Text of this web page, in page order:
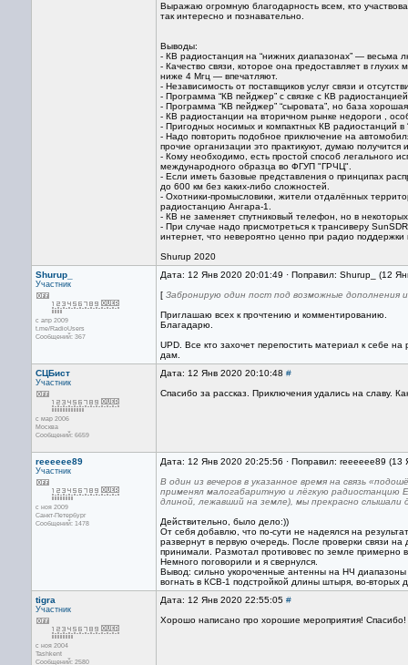
Выражаю огромную благодарность всем, кто
так интересно и познавательно.
Выводы:
- КВ радиостанция на “нижних диапазонах” — весьма
- Качество связи, которое она предоставляет в
ниже 4 Мгц — впечатляют.
- Независимость от поставщиков услуг связи и
- Программа “КВ пейджер” с связке с КВ
- Программа “КВ пейджер” “сыровата”, но база
- КВ радиостанции на вторичном рынке недороги ,
- Пригодных носимых и компактных КВ радиостанций
- Надо повторить подобное приключение на
прочие организации это практикуют, думаю получится
- Кому необходимо, есть простой способ легального
международного образца во ФГУП "ГРЧЦ".
- Если иметь базовые представления о принципах
до 600 км без каких-либо сложностей.
- Охотники-промысловики, жители отдалённых
радиостанцию Ангара-1.
- КВ не заменяет спутниковый телефон, но в
- При случае надо присмотреться к трансиверу
интернет, что невероятно ценно при радио поддержки
Shurup 2020
Shurup_
Участник
с апр 2009
t.me/RadioUsers
Сообщений: 367
Дата: 12 Янв 2020 20:01:49 · Поправил: Shurup_ (12
[ Забронирую один пост под возможные дополнения
Приглашаю всех к прочтению и комментированию.
Благадарю.
UPD. Все кто захочет перепостить материал к себе
дам.
СЦБист
Участник
с мар 2006
Москва
Сообщений: 6659
Дата: 12 Янв 2020 20:10:48 #
Спасибо за рассказ. Приключения удались на славу.
reeeeee89
Участник
с ноя 2009
Санкт-Петербург
Сообщений: 1478
Дата: 12 Янв 2020 20:25:56 · Поправил: reeeeee89
В один из вечеров в указанное время на связь
применял малогабаритную и лёгкую
длиной, лежавший на земле), мы прекрасно слышали
Действительно, было дело:))
От себя добавлю, что по-сути не надеялся на
развернут в первую очередь. После проверки связи
принимали. Размотал противовес по земле примерно
Немного поговорили и я свернулся.
Вывод: сильно укороченные антенны на НЧ
вогнать в КСВ-1 подстройкой длины штыря, во-вторых
tigra
Участник
с ноя 2004
Tashkent
Сообщений: 2580
Дата: 12 Янв 2020 22:55:05 #
Хорошо написано про хорошие мероприятия! Спасибо!